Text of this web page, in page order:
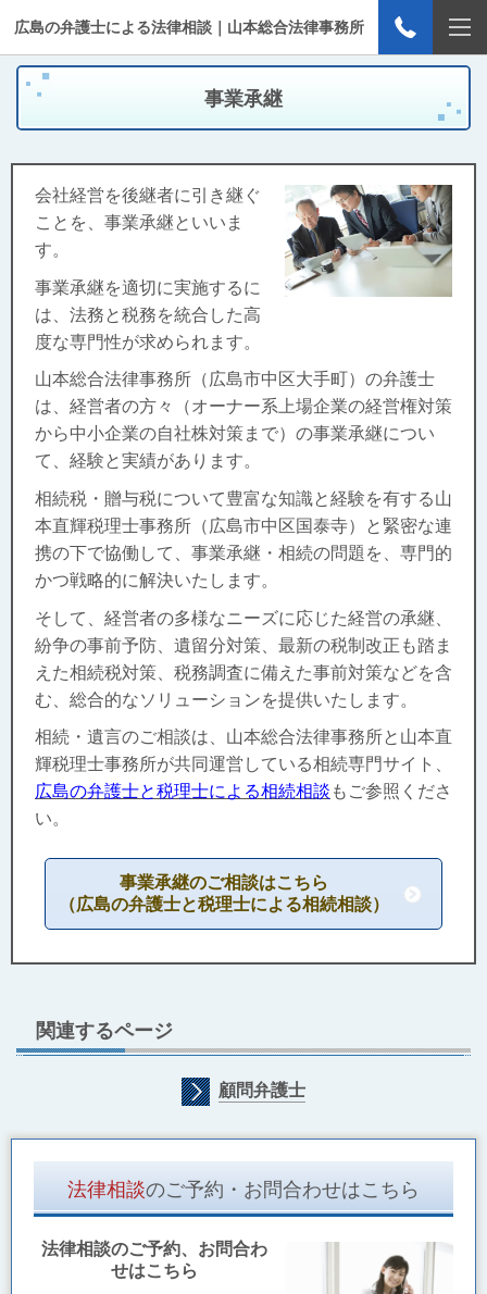
広島の弁護士による法律相談｜山本総合法律事務所
事業承継
会社経営を後継者に引き継ぐ
ことを、事業承継といいま
す。
事業承継を適切に実施するに
は、法務と税務を統合した高
度な専門性が求められます。
山本総合法律事務所（広島市中区大手町）の弁護士
は、経営者の方々（オーナー系上場企業の経営権対策
から中小企業の自社株対策まで）の事業承継につい
て、経験と実績があります。
相続税・贈与税について豊富な知識と経験を有する山
本直輝税理士事務所（広島市中区国泰寺）と緊密な連
携の下で協働して、事業承継・相続の問題を、専門的
かつ戦略的に解決いたします。
そして、経営者の多様なニーズに応じた経営の承継、
紛争の事前予防、遺留分対策、最新の税制改正も踏ま
えた相続税対策、税務調査に備えた事前対策などを含
む、総合的なソリューションを提供いたします。
相続・遺言のご相談は 、山本総合法律事務所と山本直
輝税理士事務所が共同運営している相続専門サイト、
広島の弁護士と税理士による相続相談 もご参照くださ
い。
事業承継のご相談はこちら
（広島の弁護士と税理士による相続相談）
関連するページ
顧問弁護士
法律相談のご予約・お問合わせはこちら
法律相談のご予約、お問合わ
せはこちら